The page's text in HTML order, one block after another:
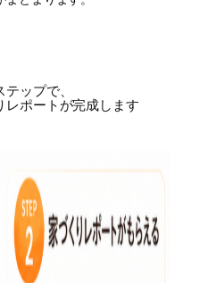
ップで、
レポートが完成します